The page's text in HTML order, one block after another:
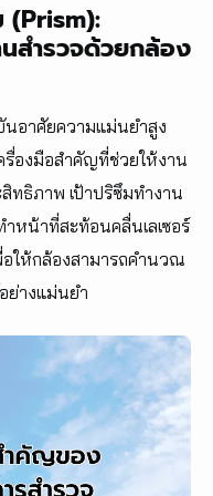
(Prism):
สำรวจด้วยกล้อง
นอาศัยความแม่นยำสูง
รื่องมือสำคัญที่ช่วยให้งาน
ทธิภาพ เป้าปริซึมทำงาน
ำหน้าที่สะท้อนคลื่นเลเซอร์
อให้กล้องสามารถคำนวณ
ย่างแม่นยำ